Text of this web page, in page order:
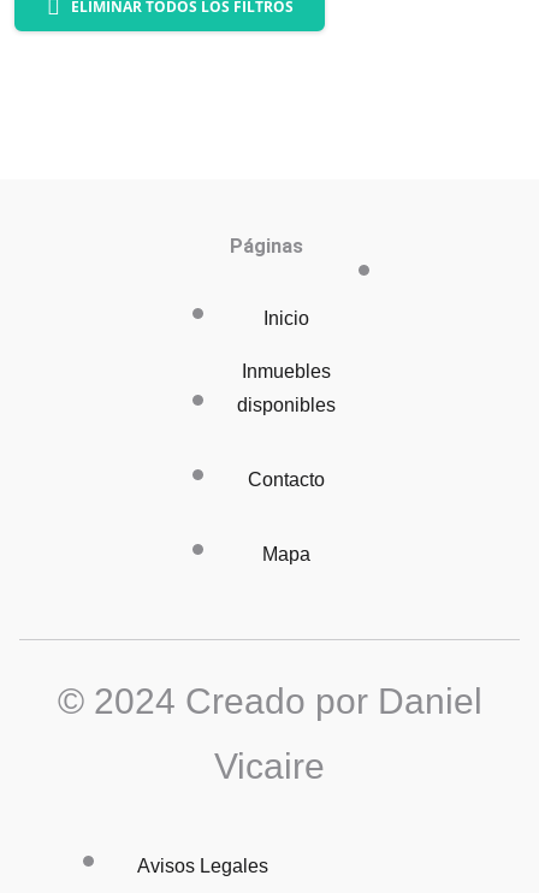
ELIMINAR TODOS LOS FILTROS
Páginas
Inicio
Inmuebles
disponibles
Contacto
Mapa
© 2024 Creado por Daniel
Vicaire
Avisos Legales